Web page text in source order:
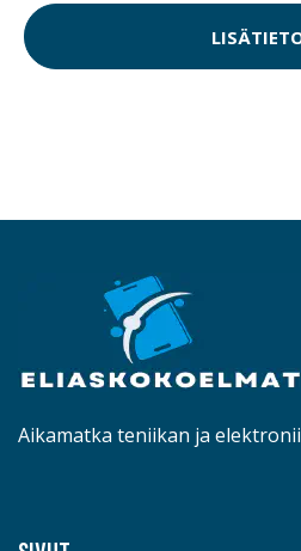
Aikamatka teniikan ja